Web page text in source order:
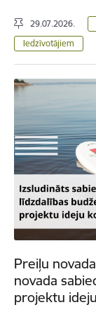
29.07.2026.
Iedzīvotājiem
Preiļu
novada
projektu